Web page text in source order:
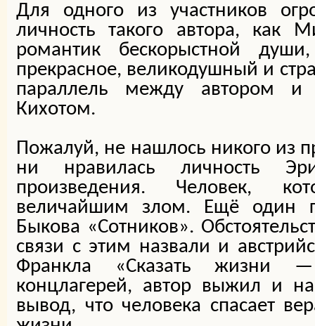
Для одного из участников
личность такого автора, как
романтик бескорыстной
прекрасное, великодушный и
параллель между автором
Кихотом.
Пожалуй, не нашлось никого из
ни нравилась личность
произведения. Человек,
величайшим злом. Ещё один
Быкова «Сотников».
связи с этим назвали и
Франкла «Сказать жизни
концлагерей, автор выжил и
вывод, что человека спасает